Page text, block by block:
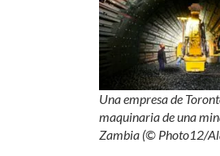
Una empresa de
maquinaria de una
Zambia (© Photo12/